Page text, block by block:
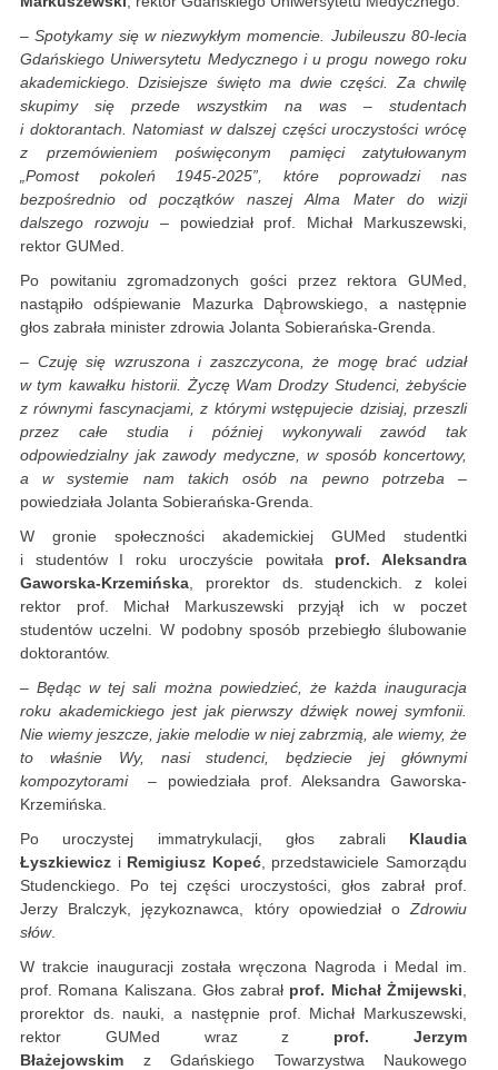
–Spotykamy się w niezwykłym momencie. Jubileuszu 80-lecia
Gdańskiego Uniwersytetu Medycznego i u progu nowego roku
akademickiego. Dzisiejsze święto ma dwie części. Za chwilę
skupimy się przede wszystkim na was – studentach
i doktorantach. Natomiast w dalszej części uroczystości wrócę
z przemówieniem poświęconym pamięci zatytułowanym
„Pomost pokoleń 1945-2025”, które poprowadzi nas
bezpośrednio od początków naszej Alma Mater do wizji
dalszego rozwoju– powiedział prof. Michał Markuszewski,
rektor GUMed.
Po powitaniu zgromadzonych gości przez rektora GUMed,
nastąpiło odśpiewanie Mazurka Dąbrowskiego, a następnie
głos zabrała minister zdrowia Jolanta Sobierańska-Grenda.
– Czuję się wzruszona i zaszczycona, że mogę brać udział
w tym kawałku historii. Życzę Wam Drodzy Studenci, żebyście
z równymi fascynacjami, z którymi wstępujecie dzisiaj, przeszli
przez całe studia i później wykonywali zawód tak
odpowiedzialny jak zawody medyczne, w sposób koncertowy,
a w systemie nam takich osób na pewno potrzeba –
powiedziała Jolanta Sobierańska-Grenda.
W gronie społeczności akademickiej GUMed studentki
i studentów I roku uroczyście powitała prof. Aleksandra
Gaworska-Krzemińska , prorektor ds. studenckich. z kolei
rektor prof. Michał Markuszewski przyjął ich w poczet
studentów uczelni. W podobny sposób przebiegło ślubowanie
doktorantów.
–Będąc w tej sali można powiedzieć, że każda inauguracja
roku akademickiego jest jak pierwszy dźwięk nowej symfonii.
Nie wiemy jeszcze, jakie melodie w niej zabrzmią, ale wiemy, że
to właśnie Wy, nasi studenci, będziecie jej głównymi
kompozytorami
– powiedziała prof. Aleksandra Gaworska-
Krzemińska.
Po uroczystej immatrykulacji, głos zabrali Klaudia
Łyszkiewicz i Remigiusz Kopeć, przedstawiciele Samorządu
Studenckiego. Po tej części uroczystości, głos zabrał prof.
Jerzy Bralczyk, językoznawca, który opowiedział o Zdrowiu
słów.
W trakcie inauguracji została wręczona Nagroda i Medal im.
prof. Romana Kaliszana. Głos zabrał prof. Michał Żmijewski
prorektor ds. nauki, a następnie prof. Michał Markuszewski,
rektor GUMed wraz z prof. Jerzym
Błażejowskim z Gdańskiego Towarzystwa Naukowego